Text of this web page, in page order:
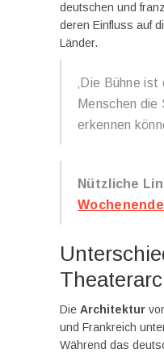
deutschen und
deren Einfluss auf
Länder.
‚Die Bühne
Menschen
erkennen
Nützliche
Die Architektur
und Frankreich
Während das